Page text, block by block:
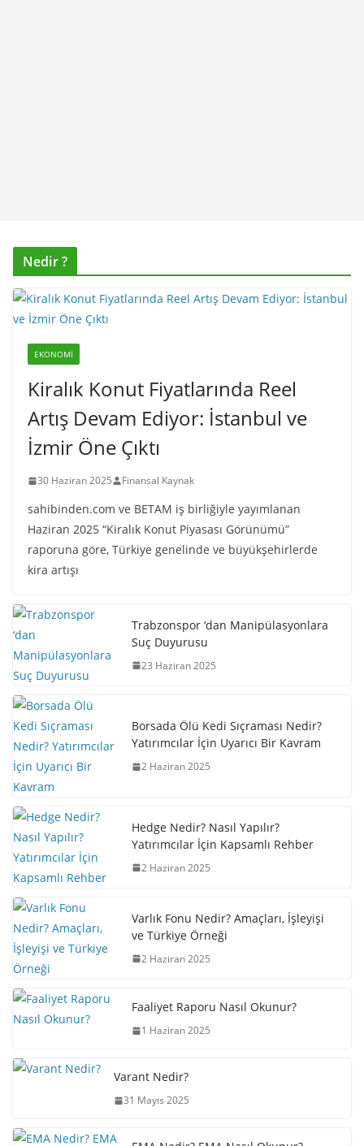
Nedir ?
EKONOMI
Kiralık Konut Fiyatlarında Reel
Artış Devam Ediyor: İstanbul ve
İzmir Öne Çıktı
30 Haziran 2025 Finansal Kaynak
sahibinden.com ve BETAM iş birliğiyle yayımlanan
Haziran 2025 “Kiralık Konut Piyasası Görünümü”
raporuna göre, Türkiye genelinde ve büyükşehirlerde
kira artışı
Trabzonspor ‘dan Manipülasyonlara
Suç Duyurusu
23 Haziran 2025
Borsada Ölü Kedi Sıçraması Nedir?
Yatırımcılar İçin Uyarıcı Bir Kavram
2 Haziran 2025
Hedge Nedir? Nasıl Yapılır?
Yatırımcılar İçin Kapsamlı Rehber
2 Haziran 2025
Varlık Fonu Nedir? Amaçları, İşleyişi
ve Türkiye Örneği
2 Haziran 2025
Faaliyet Raporu Nasıl Okunur?
1 Haziran 2025
Varant Nedir?
31 Mayıs 2025